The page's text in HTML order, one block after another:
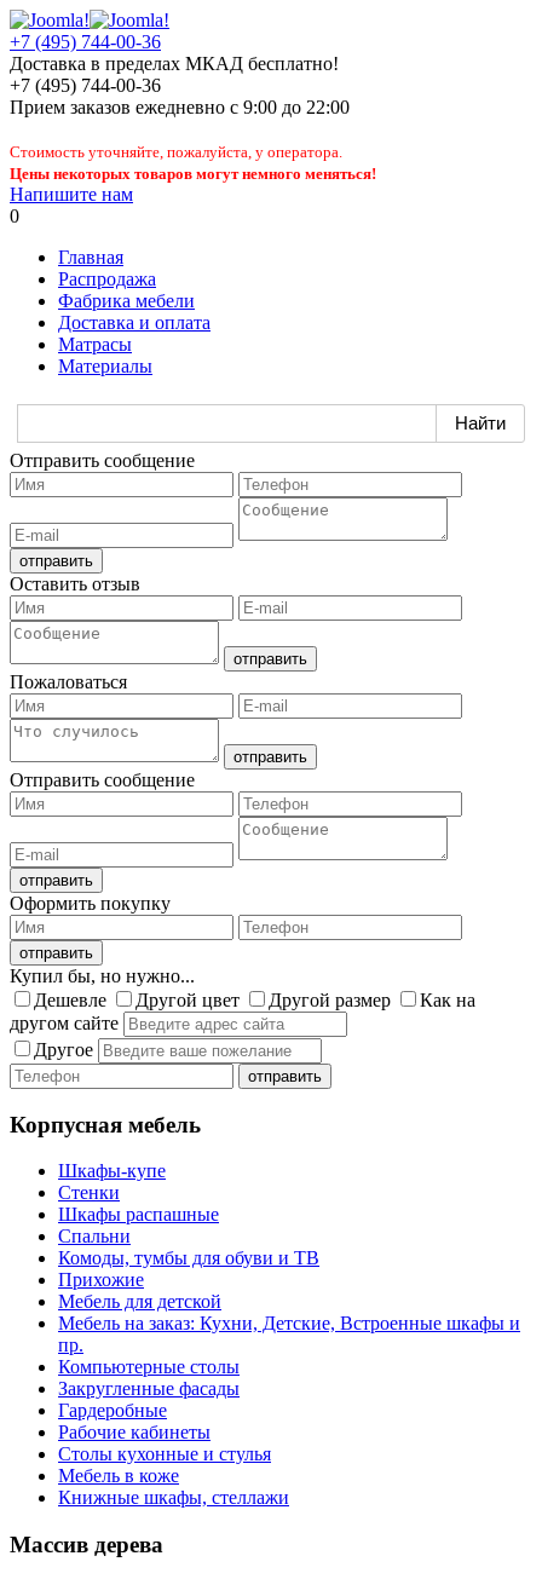
+7 (495) 744-00-36
Доставка в пределах МКАД бесплатно!
+7 (495) 744-00-36
Прием заказов ежедневно с 9:00 до 22:00
Стоимость уточняйте, пожалуйста, у оператора.
Цены некоторых товаров могут немного меняться!
Напишите нам
0
Главная
Распродажа
Фабрика мебели
Доставка и оплата
Матрасы
Материалы
Отправить сообщение
Оставить отзыв
Пожаловаться
Отправить сообщение
Оформить покупку
Купил бы, но нужно...
Дешевле
Другой цвет Другой размер
Как на
другом сайте
Другое
Корпусная мебель
Шкафы-купе
Стенки
Шкафы распашные
Спальни
Комоды, тумбы для обуви и ТВ
Прихожие
Мебель для детской
Мебель на заказ: Кухни, Детские, Встроенные шкафы и
пр.
Компьютерные столы
Закругленные фасады
Гардеробные
Рабочие кабинеты
Столы кухонные и стулья
Мебель в коже
Книжные шкафы, стеллажи
Массив дерева